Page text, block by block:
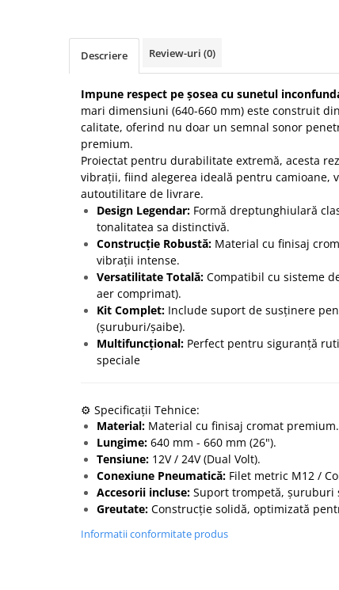
Slefuitoare
Suport motocicleta
Tunuri de caldura si aeroteme
Utilaje constructie
Descriere Review-uri (0)
Impune respect pe șosea cu sunetul
mari dimensiuni (640-660 mm) este construit
calitate, oferind nu doar un semnal sonor
premium.
Proiectat pentru durabilitate extremă, acesta
vibrații, fiind alegerea ideală pentru camioane,
autoutilitare de livrare.
Design Legendar: Formă dreptunghiulară
tonalitatea sa distinctivă.
Construcție Robustă: Material cu finisaj
vibrații intense.
Versatilitate Totală: Compatibil cu sisteme
aer comprimat).
Kit Complet: Include suport de susținere
(șuruburi/șaibe).
Multifuncțional: Perfect pentru siguranță
speciale
⚙️ Specificații Tehnice:
Material: Material cu finisaj cromat premium.
Lungime: 640 mm - 660 mm (26").
Tensiune: 12V / 24V (Dual Volt).
Conexiune Pneumatică: Filet metric M12 /
Accesorii incluse: Suport trompetă, șuruburi
Greutate: Construcție solidă, optimizată
Informatii conformitate produs